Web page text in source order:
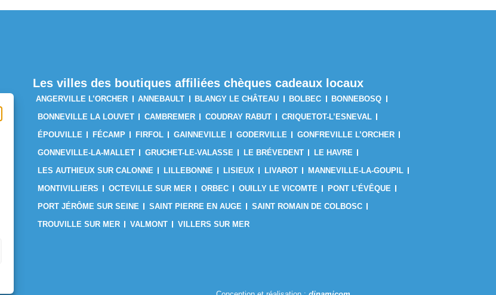
Les villes des boutiques affiliées chèques cadeaux locaux
ANGERVILLE L’ORCHER ANNEBAULT BLANGY LE CHÂTEAU BOLBEC
BONNEBOSQ
BONNEVILLE LA LOUVET
CAMBREMER COUDRAY RABUT
CRIQUETOT-L’ESNEVAL
ÉPOUVILLE
FÉCAMP FIRFOL GAINNEVILLE GODERVILLE
GONFREVILLE L’ORCHER
GONNEVILLE-LA-MALLET
GRUCHET-LE-VALASSE LE BRÉVEDENT
LE HAVRE
LES AUTHIEUX SUR CALONNE
LILLEBONNE LISIEUX LIVAROT
MANNEVILLE-LA-GOUPIL
MONTIVILLIERS
OCTEVILLE SUR MER ORBEC OUILLY LE VICOMTE
PONT L’ÉVÊQUE
PORT JÉRÔME SUR SEINE
SAINT PIERRE EN AUGE
SAINT ROMAIN DE COLBOSC
TROUVILLE SUR MER
VALMONT VILLERS SUR MER